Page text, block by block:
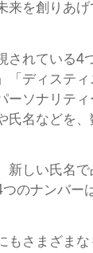
来を創りあ
されている4
「ディスティ
ーソナリテ
氏名などを、
新しい氏名で
のナンバー
もさまざま